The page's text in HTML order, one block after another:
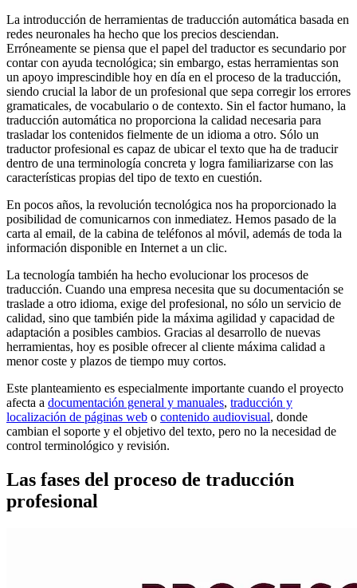
La introducción de herramientas de traducción automática basada en
redes neuronales ha hecho que los precios desciendan.
Erróneamente se piensa que el papel del traductor es secundario por
contar con ayuda tecnológica; sin embargo, estas herramientas son
un apoyo imprescindible hoy en día en el proceso de la traducción,
siendo crucial la labor de un profesional que sepa corregir los errores
gramaticales, de vocabulario o de contexto. Sin el factor humano, la
traducción automática no proporciona la calidad necesaria para
trasladar los contenidos fielmente de un idioma a otro. Sólo un
traductor profesional es capaz de ubicar el texto que ha de traducir
dentro de una terminología concreta y logra familiarizarse con las
características propias del tipo de texto en cuestión.
En pocos años, la revolución tecnológica nos ha proporcionado la
posibilidad de comunicarnos con inmediatez. Hemos pasado de la
carta al email, de la cabina de teléfonos al móvil, además de toda la
información disponible en Internet a un clic.
La tecnología también ha hecho evolucionar los procesos de
traducción. Cuando una empresa necesita que su documentación se
traslade a otro idioma, exige del profesional, no sólo un servicio de
calidad, sino que también pide la máxima agilidad y capacidad de
adaptación a posibles cambios. Gracias al desarrollo de nuevas
herramientas, hoy es posible ofrecer al cliente máxima calidad a
menor coste y plazos de tiempo muy cortos.
Este planteamiento es especialmente importante cuando el proyecto
afecta a documentación general y manuales, traducción y
localización de páginas web o contenido audiovisual, donde
cambian el soporte y el objetivo del texto, pero no la necesidad de
control terminológico y revisión.
Las fases del proceso de traducción
profesional